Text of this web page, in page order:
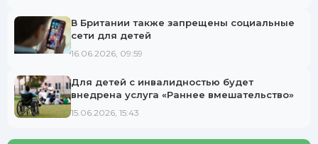
В Британии также запрещены социальные
сети для детей
16.06.2026, 09:59
Для детей с инвалидностью будет
внедрена услуга «Раннее вмешательство»
15.06.2026, 15:43